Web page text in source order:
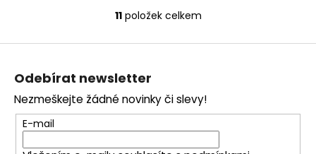
O
a
c
í
p
11položek celkem
Z
Odebírat newsletter
Nezmeškejte žádné novinky či slevy!
E-mail